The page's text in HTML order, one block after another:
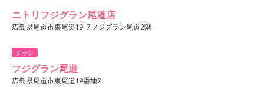
ニトリフジグラン尾道店
広島県尾道市東尾道19-7フジグラン尾道2階
チラシ
フジグラン尾道
広島県尾道市東尾道19番地7